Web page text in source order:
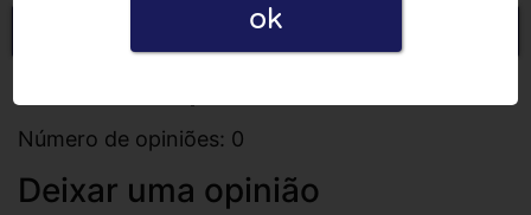
Escrever uma opinião
Número de opiniões: 0
Deixar uma opinião
ok